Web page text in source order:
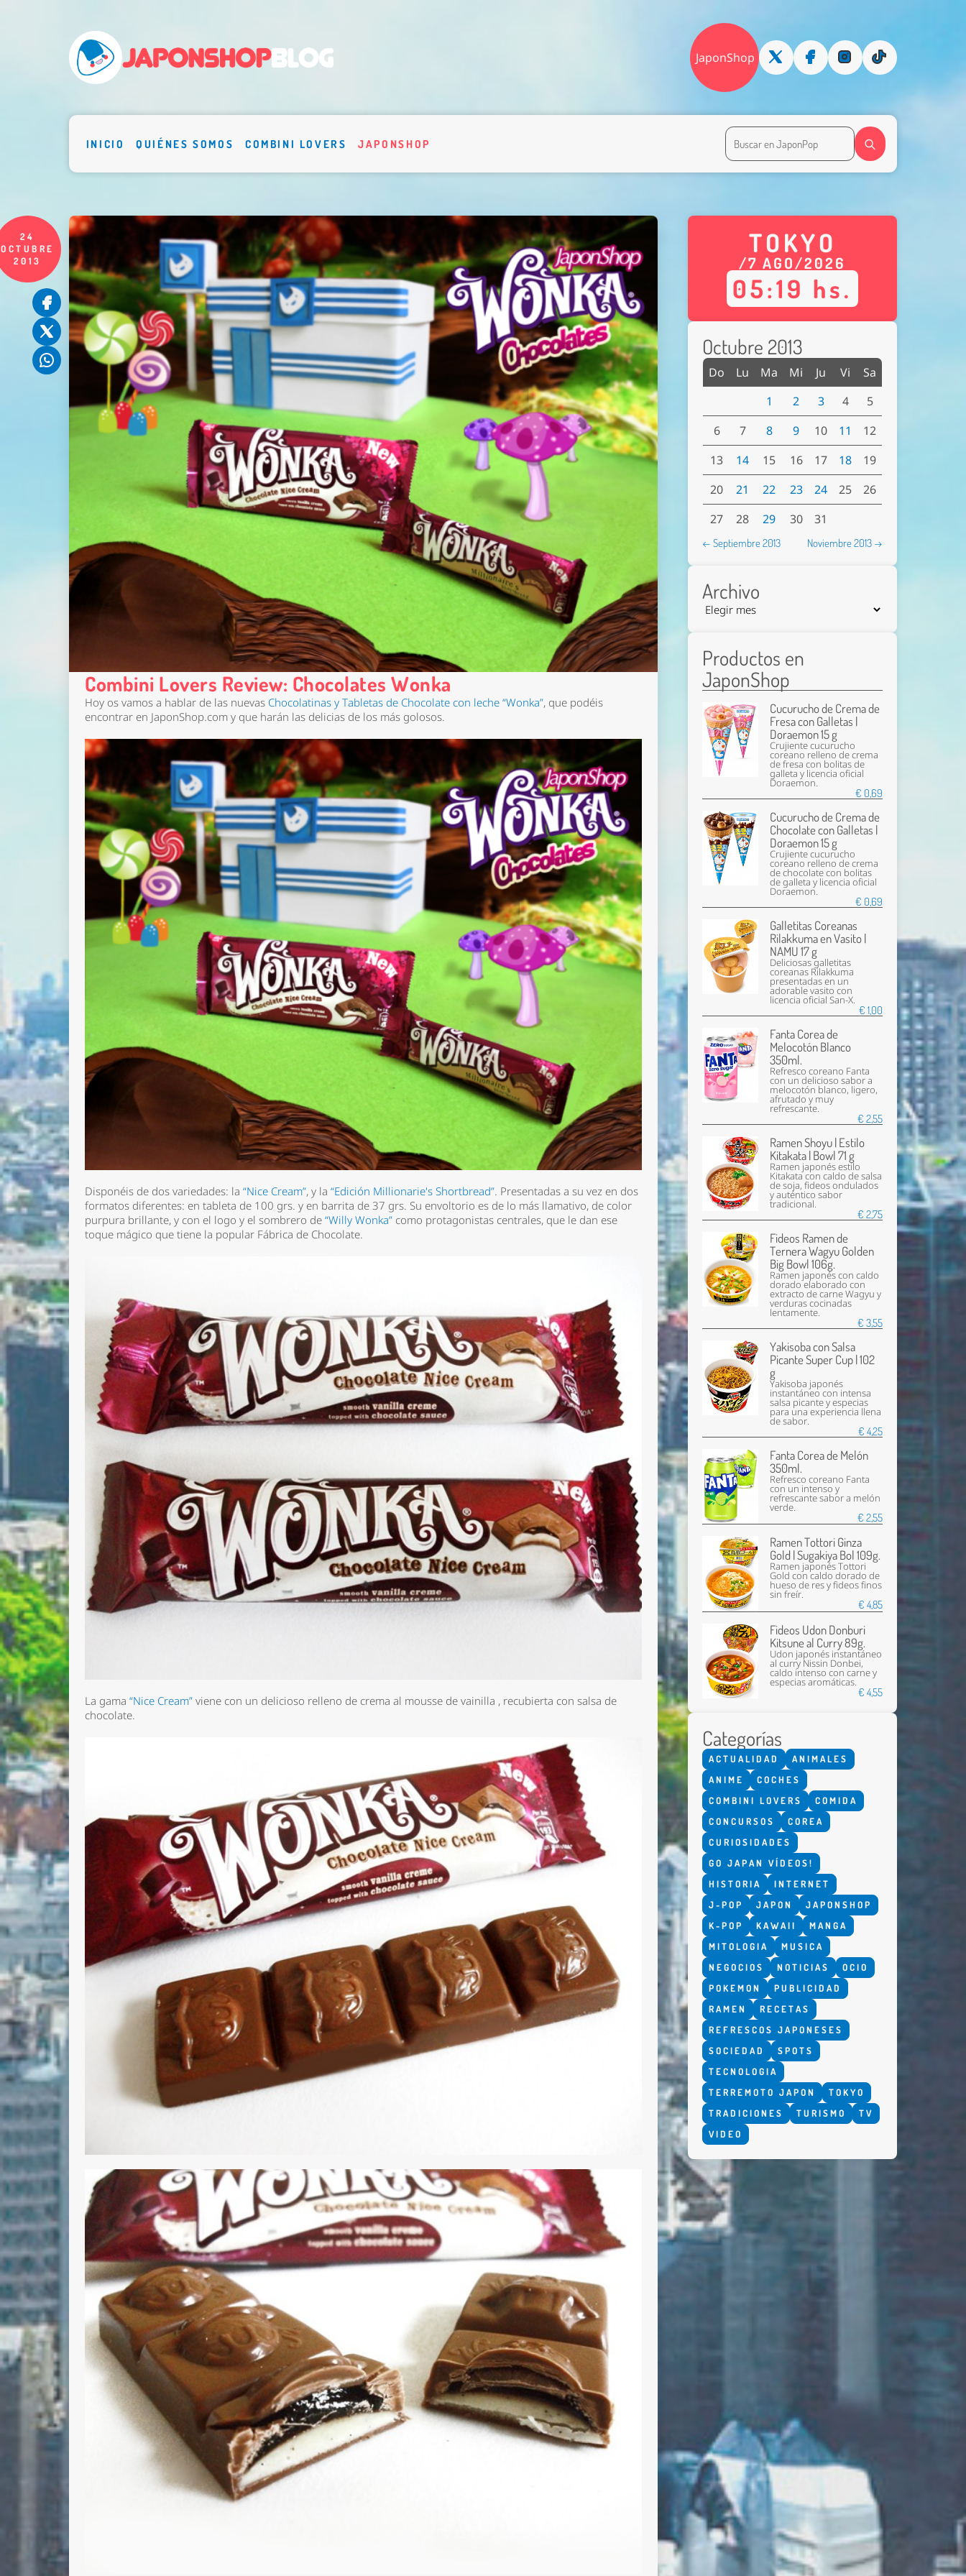
JaponShop
INICIO QUIÉNES SOMOS COMBINI LOVERS JAPONSHOP
24
OCTUBRE
2013
Combini Lovers Review: Chocolates Wonka
Hoy os vamos a hablar de las nuevas Chocolatinas y Tabletas de Chocolate con leche “Wonka”, que podéis
encontrar en JaponShop.com y que harán las delicias de los más golosos.
Disponéis de dos variedades: la“Nice Cream”, y la “Edición Millionarie's Shortbread”. Presentadas a su vez en dos
formatos diferentes: en tableta de 100 grs. y en barrita de 37 grs. Su envoltorio es de lo más llamativo, de color
purpura brillante, y con el logo y el sombrero de“Willy Wonka” como protagonistas centrales, que le dan ese
toque mágico que tiene la popular Fábrica de Chocolate.
La gama“Nice Cream”viene con un delicioso relleno de crema al mousse de vainilla , recubierta con salsa de
chocolate.
TOKYO
/7 AGO/2026
05:19 hs.
Octubre 2013
Do Lu Ma Mi Ju Vi
Sa
1
2 3 4
5
6
7 8 9 10 11
12
13
14 15 16 17 18
19
20
21 22 23 24 25
26
27
28 29 30 31
← Septiembre 2013 Noviembre 2013 →
Archivo
Productos en
JaponShop
Cucurucho de Crema de
Fresa con Galletas |
Doraemon 15 g
Crujiente cucurucho
coreano relleno de crema
de fresa con bolitas de
galleta y licencia oficial
Doraemon.
€ 0,69
Cucurucho de Crema de
Chocolate con Galletas |
Doraemon 15 g
Crujiente cucurucho
coreano relleno de crema
de chocolate con bolitas
de galleta y licencia oficial
Doraemon.
€ 0,69
Galletitas Coreanas
Rilakkuma en Vasito |
NAMU 17 g
Deliciosas galletitas
coreanas Rilakkuma
presentadas en un
adorable vasito con
licencia oficial San-X.
€ 1,00
Fanta Corea de
Melocotón Blanco
350ml.
Refresco coreano Fanta
con un delicioso sabor a
melocotón blanco, ligero,
afrutado y muy
refrescante.
€ 2,55
Ramen Shoyu | Estilo
Kitakata | Bowl 71 g
Ramen japonés estilo
Kitakata con caldo de salsa
de soja, fideos ondulados
y auténtico sabor
tradicional.
€ 2,75
Fideos Ramen de
Ternera Wagyu Golden
Big Bowl 106g.
Ramen japonés con caldo
dorado elaborado con
extracto de carne Wagyu y
verduras cocinadas
lentamente.
€ 3,55
Yakisoba con Salsa
Picante Super Cup | 102
g
Yakisoba japonés
instantáneo con intensa
salsa picante y especias
para una experiencia llena
de sabor.
€ 4,25
Fanta Corea de Melón
350ml.
Refresco coreano Fanta
con un intenso y
refrescante sabor a melón
verde.
€ 2,55
Ramen Tottori Ginza
Gold | Sugakiya Bol 109g.
Ramen japonés Tottori
Gold con caldo dorado de
hueso de res y fideos finos
sin freír.
€ 4,85
Fideos Udon Donburi
Kitsune al Curry 89g.
Udon japonés instantáneo
al curry Nissin Donbei,
caldo intenso con carne y
especias aromáticas.
€ 4,55
Categorías
ACTUALIDAD
ANIMALES
ANIME
COCHES
COMBINI LOVERS
COMIDA
CONCURSOS
COREA
CURIOSIDADES
GO JAPAN VÍDEOS!
HISTORIA
INTERNET
J-POP
JAPON
JAPONSHOP
K-POP
KAWAII
MANGA
MITOLOGIA
MUSICA
NEGOCIOS
NOTICIAS
OCIO
POKEMON
PUBLICIDAD
RAMEN
RECETAS
REFRESCOS JAPONESES
SOCIEDAD
SPOTS
TECNOLOGIA
TERREMOTO JAPON
TOKYO
TRADICIONES
TURISMO
TV
VIDEO
Nombre *
Email *
Comentario *
Enviar